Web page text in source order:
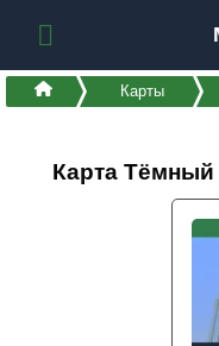
Карты
Карта Тёмный